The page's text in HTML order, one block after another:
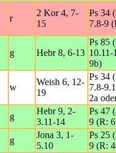
r
2 Kor 4, 7-
15
Ps 34
7.8-9
g Hebr 8, 6-13
Ps 85
10.11-
9b)
w
Weish 6, 12-
19
Ps 34
7.8-
2a
g
Hebr 9, 2-
3.11-14
Ps 47
9 (R:
g
Jona 3, 1-
5.10
Ps 25
9 (R: